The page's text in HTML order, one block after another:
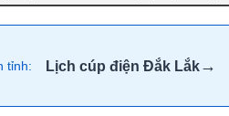
tỉnh: Lịch cúp điện Đắk Lắk→